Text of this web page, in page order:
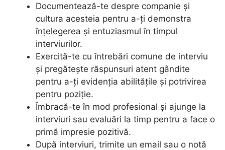
Documentează-te despre companie și
cultura acesteia pentru a-ți demonstra
înțelegerea și entuziasmul în timpul
interviurilor.
Exercită-te cu întrebări comune de interviu
și pregătește răspunsuri atent gândite
pentru a-ți evidenția abilitățile și potrivirea
pentru poziție.
Îmbracă-te în mod profesional și ajunge la
interviuri sau evaluări la timp pentru a face o
primă impresie pozitivă.
După interviuri, trimite un email sau o notă